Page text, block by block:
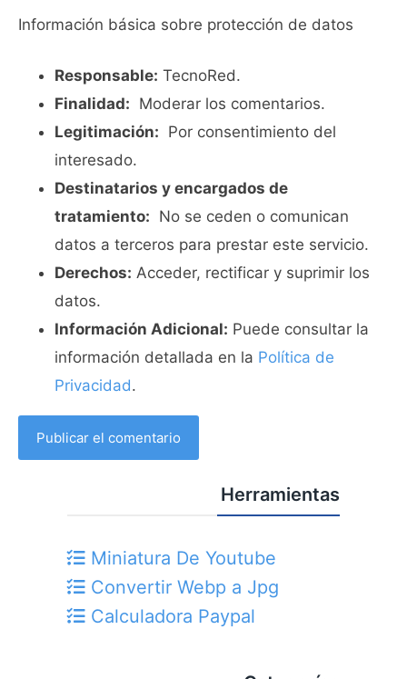
Información básica sobre protección de datos
Responsable: TecnoRed.
Finalidad: Moderar los comentarios.
Legitimación: Por consentimiento del
interesado.
Destinatarios y encargados de
tratamiento: No se ceden o comunican
datos a terceros para prestar este servicio.
Derechos: Acceder, rectificar y suprimir los
datos.
Información Adicional: Puede consultar la
información detallada en la Política de
Privacidad.
Herramientas
Miniatura De Youtube
Convertir Webp a Jpg
Calculadora Paypal